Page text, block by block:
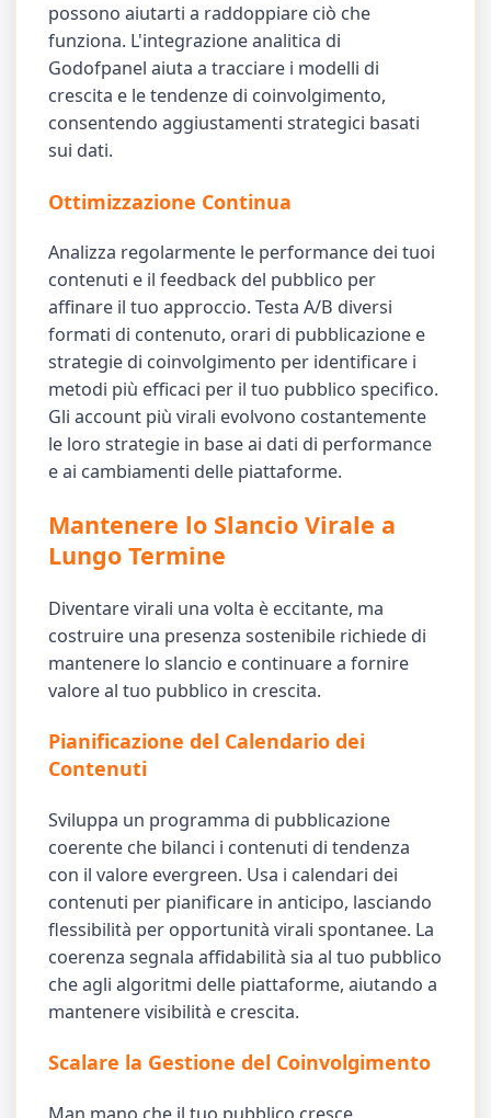
possono aiutarti a raddoppiare ciò che
funziona. L'integrazione analitica di
Godofpanel aiuta a tracciare i modelli di
crescita e le tendenze di coinvolgimento,
consentendo aggiustamenti strategici basati
sui dati.
Ottimizzazione Continua
Analizza regolarmente le performance dei tuoi
contenuti e il feedback del pubblico per
affinare il tuo approccio. Testa A/B diversi
formati di contenuto, orari di pubblicazione e
strategie di coinvolgimento per identificare i
metodi più efficaci per il tuo pubblico specifico.
Gli account più virali evolvono costantemente
le loro strategie in base ai dati di performance
e ai cambiamenti delle piattaforme.
Mantenere lo Slancio Virale a
Lungo Termine
Diventare virali una volta è eccitante, ma
costruire una presenza sostenibile richiede di
mantenere lo slancio e continuare a fornire
valore al tuo pubblico in crescita.
Pianificazione del Calendario dei
Contenuti
Sviluppa un programma di pubblicazione
coerente che bilanci i contenuti di tendenza
con il valore evergreen. Usa i calendari dei
contenuti per pianificare in anticipo, lasciando
flessibilità per opportunità virali spontanee. La
coerenza segnala affidabilità sia al tuo pubblico
che agli algoritmi delle piattaforme, aiutando a
mantenere visibilità e crescita.
Scalare la Gestione del Coinvolgimento